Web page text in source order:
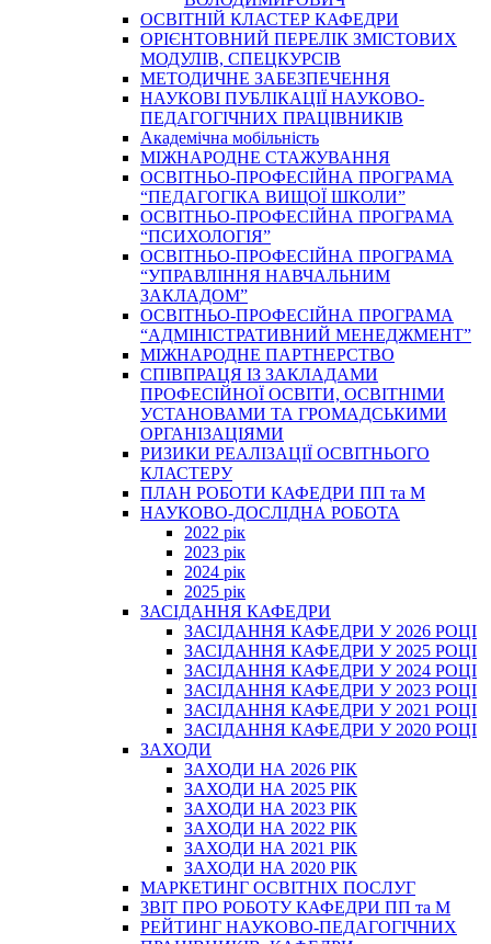
ОСВІТНІЙ КЛАСТЕР КАФЕДРИ
ОРІЄНТОВНИЙ ПЕРЕЛІК ЗМІСТОВИХ
МОДУЛІВ, СПЕЦКУРСІВ
МЕТОДИЧНЕ ЗАБЕЗПЕЧЕННЯ
НАУКОВІ ПУБЛІКАЦІЇ НАУКОВО-
ПЕДАГОГІЧНИХ ПРАЦІВНИКІВ
Академічна мобільність
МІЖНАРОДНЕ СТАЖУВАННЯ
ОСВІТНЬО-ПРОФЕСІЙНА ПРОГРАМА
“ПЕДАГОГІКА ВИЩОЇ ШКОЛИ”
ОСВІТНЬО-ПРОФЕСІЙНА ПРОГРАМА
“ПСИХОЛОГІЯ”
ОСВІТНЬО-ПРОФЕСІЙНА ПРОГРАМА
“УПРАВЛІННЯ НАВЧАЛЬНИМ
ЗАКЛАДОМ”
ОСВІТНЬО-ПРОФЕСІЙНА ПРОГРАМА
“АДМІНІСТРАТИВНИЙ МЕНЕДЖМЕНТ”
МІЖНАРОДНЕ ПАРТНЕРСТВО
СПІВПРАЦЯ ІЗ ЗАКЛАДАМИ
ПРОФЕСІЙНОЇ ОСВІТИ, ОСВІТНІМИ
УСТАНОВАМИ ТА ГРОМАДСЬКИМИ
ОРГАНІЗАЦІЯМИ
РИЗИКИ РЕАЛІЗАЦІЇ ОСВІТНЬОГО
КЛАСТЕРУ
ПЛАН РОБОТИ КАФЕДРИ ПП та М
НАУКОВО-ДОСЛІДНА РОБОТА
2022 рік
2023 рік
2024 рік
2025 рік
ЗАСІДАННЯ КАФЕДРИ
ЗАСІДАННЯ КАФЕДРИ У 2026 РОЦІ
ЗАСІДАННЯ КАФЕДРИ У 2025 РОЦІ
ЗАСІДАННЯ КАФЕДРИ У 2024 РОЦІ
ЗАСІДАННЯ КАФЕДРИ У 2023 РОЦІ
ЗАСІДАННЯ КАФЕДРИ У 2021 РОЦІ
ЗАСІДАННЯ КАФЕДРИ У 2020 РОЦІ
ЗАХОДИ
ЗАХОДИ НА 2026 РІК
ЗАХОДИ НА 2025 РІК
ЗАХОДИ НА 2023 РІК
ЗАХОДИ НА 2022 РІК
ЗАХОДИ НА 2021 РІК
ЗАХОДИ НА 2020 РІК
МАРКЕТИНГ ОСВІТНІХ ПОСЛУГ
3BIT ПРО РОБОТУ КАФЕДРИ ПП та М
РЕЙТИНГ НАУКОВО-ПЕДАГОГІЧНИХ